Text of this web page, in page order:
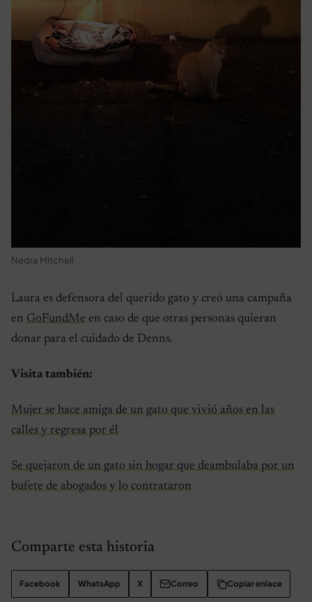
Nedra Mitchell
Laura es defensora del querido gato y creó una campaña
en GoFundMe en caso de que otras personas quieran
donar para el cuidado de Denns.
Visita también:
Mujer se hace amiga de un gato que vivió años en las
calles y regresa por él
Se quejaron de un gato sin hogar que deambulaba por un
bufete de abogados y lo contrataron
Comparte esta historia
Facebook WhatsApp X Correo Copiar enlace